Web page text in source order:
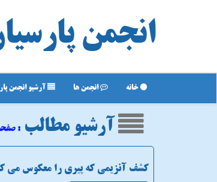
انجمن
خانه انجمن ها آرشیو انجمن
آرشیو مطالب :
کشف آنزیمی که پیری را معکوس می